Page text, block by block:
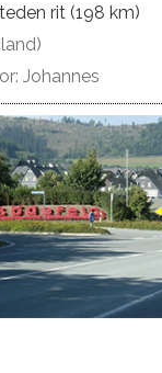
rit (198 km)
Johannes